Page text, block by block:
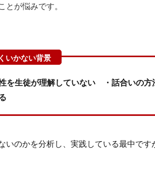
とが悩みです。
性を生徒が理解していない ・話合いの
いのかを分析し、実践している最中で